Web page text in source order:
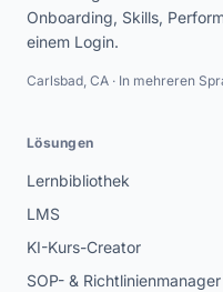
Onboarding, Skills,
einem Login.
Carlsbad, CA · In mehreren
Lösungen
Lernbibliothek
LMS
KI-Kurs-Creator
SOP- & Richtlinienmanager